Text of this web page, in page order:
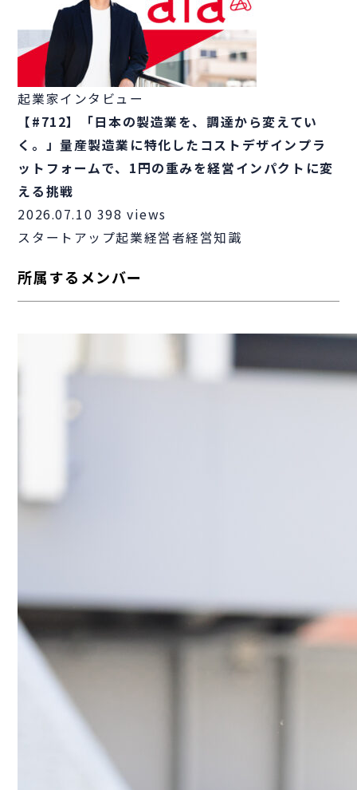
起業家インタビュー
【#712】「日本の製造業を、調達から変えてい
く。」量産製造業に特化したコストデザインプラ
ットフォームで、1円の重みを経営インパクトに変
える挑戦
2026.07.10 398 views
スタートアップ起業経営者経営知識
所属するメンバー